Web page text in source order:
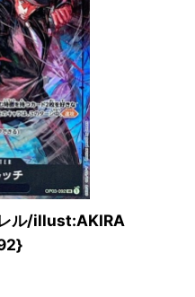
レル/illust:AKIRA